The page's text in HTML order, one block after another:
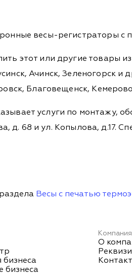
весы-регистраторы с
этот или другие товары
Ачинск, Зеленогорск и
Благовещенск,
услуги по монтажу,
д. 68 и ул. Копылова, д.17.
Весы с печатью
бизнеса
бизнеса
Компания
О